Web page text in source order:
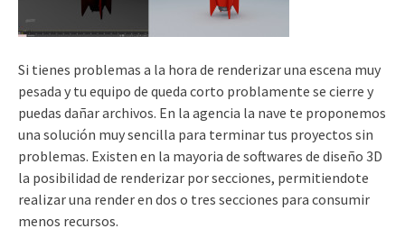
Si tienes problemas a la hora de renderizar una escena muy
pesada y tu equipo de queda corto problamente se cierre y
puedas dañar archivos. En la agencia la nave te proponemos
una solución muy sencilla para terminar tus proyectos sin
problemas. Existen en la mayoria de softwares de diseño 3D
la posibilidad de renderizar por secciones, permitiendote
realizar una render en dos o tres secciones para consumir
menos recursos.